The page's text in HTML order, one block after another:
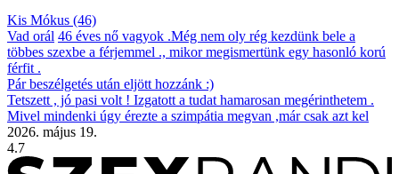
Kis Mókus (46)
Vad orál 46 éves nő vagyok .Még nem oly rég kezdünk bele a
többes szexbe a férjemmel ., mikor megismertünk egy hasonló korú
férfit .
Pár beszélgetés után eljött hozzánk :)
Tetszett , jó pasi volt ! Izgatott a tudat hamarosan megérinthetem .
Mivel mindenki úgy érezte a szimpátia megvan ,már csak azt kel
2026. május 19.
4.7